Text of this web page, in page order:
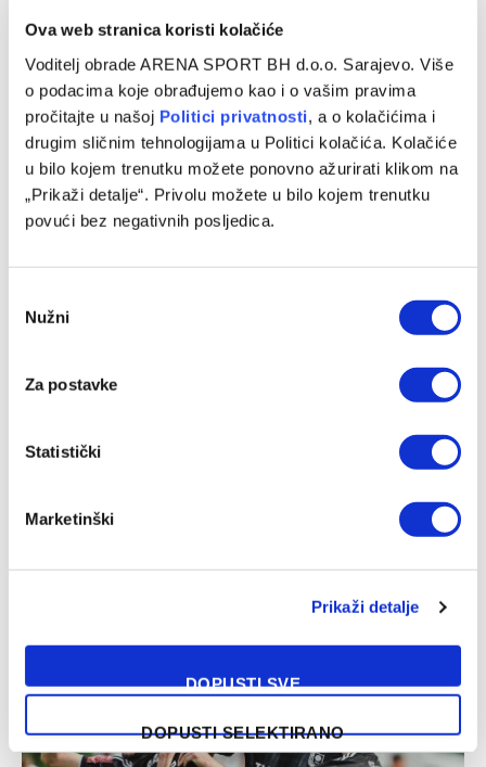
Ova web stranica koristi kolačiće
Voditelj obrade ARENA SPORT BH d.o.o. Sarajevo. Više
o podacima koje obrađujemo kao i o vašim pravima
pročitajte u našoj Politici privatnosti, a o kolačićima i
drugim sličnim tehnologijama u Politici kolačića. Kolačiće
u bilo kojem trenutku možete ponovno ažurirati klikom na
„Prikaži detalje“. Privolu možete u bilo kojem trenutku
povući bez negativnih posljedica.
Selection
Nužni
Za postavke
Statistički
Marketinški
Prikaži detalje
DOPUSTI SVE
DOPUSTI SELEKTIRANO
Jakirović dobio veliko pojačanje, oboren klupski rekord
Ličinu